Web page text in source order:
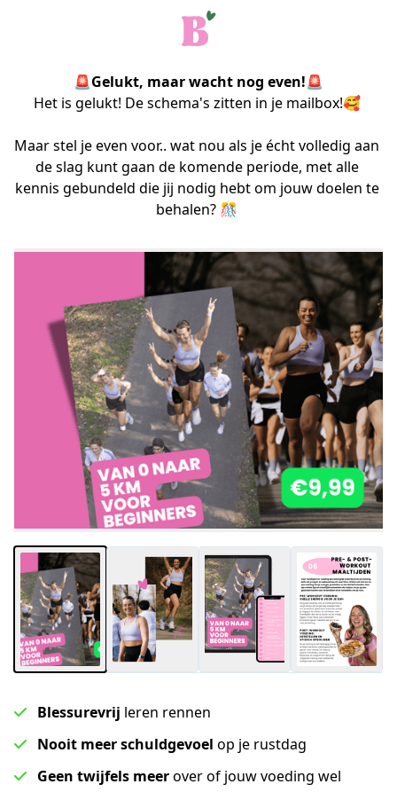
🚨Gelukt, maar wacht nog even!🚨
Het is gelukt! De schema's zitten in je mailbox!🥰
Maar stel je even voor.. wat nou als je écht volledig aan
de slag kunt gaan de komende periode, met alle
kennis gebundeld die jij nodig hebt om jouw doelen te
behalen? 🎊
Blessurevrij leren rennen
Nooit meer schuldgevoel op je rustdag
Geen twijfels meerover of jouw voeding wel